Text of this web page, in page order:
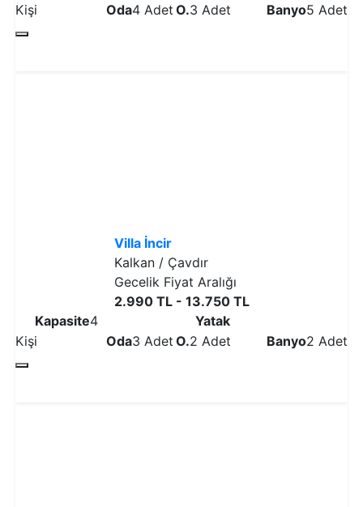
Kişi
Oda4 Adet O.3 Adet Banyo5 Adet
Villa İncir
Kalkan / Çavdır
Gecelik Fiyat Aralığı
2.990 TL - 13.750 TL
Kapasite4
Kişi
Oda3 Adet
Yatak
O.2 Adet Banyo2 Adet